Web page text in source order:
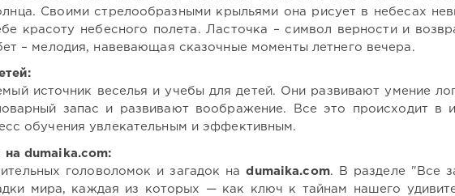
Своими стрелообразными крыльями она рисует в небесах
красоту небесного полета. Ласточка – символ верности и
– мелодия, навевающая сказочные моменты летнего вечера.
источник веселья и учебы для детей. Они развивают умение
запас и развивают воображение. Все это происходит в
обучения увлекательным и эффективным.
dumaika.com:
головоломок и загадок наdumaika.com. В разделе "Все
мира, каждая из которых — как ключ к тайнам нашего